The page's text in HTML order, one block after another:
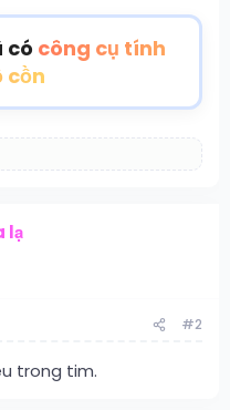
có công cụ tính
cồn
lạ
#2
trong tim.